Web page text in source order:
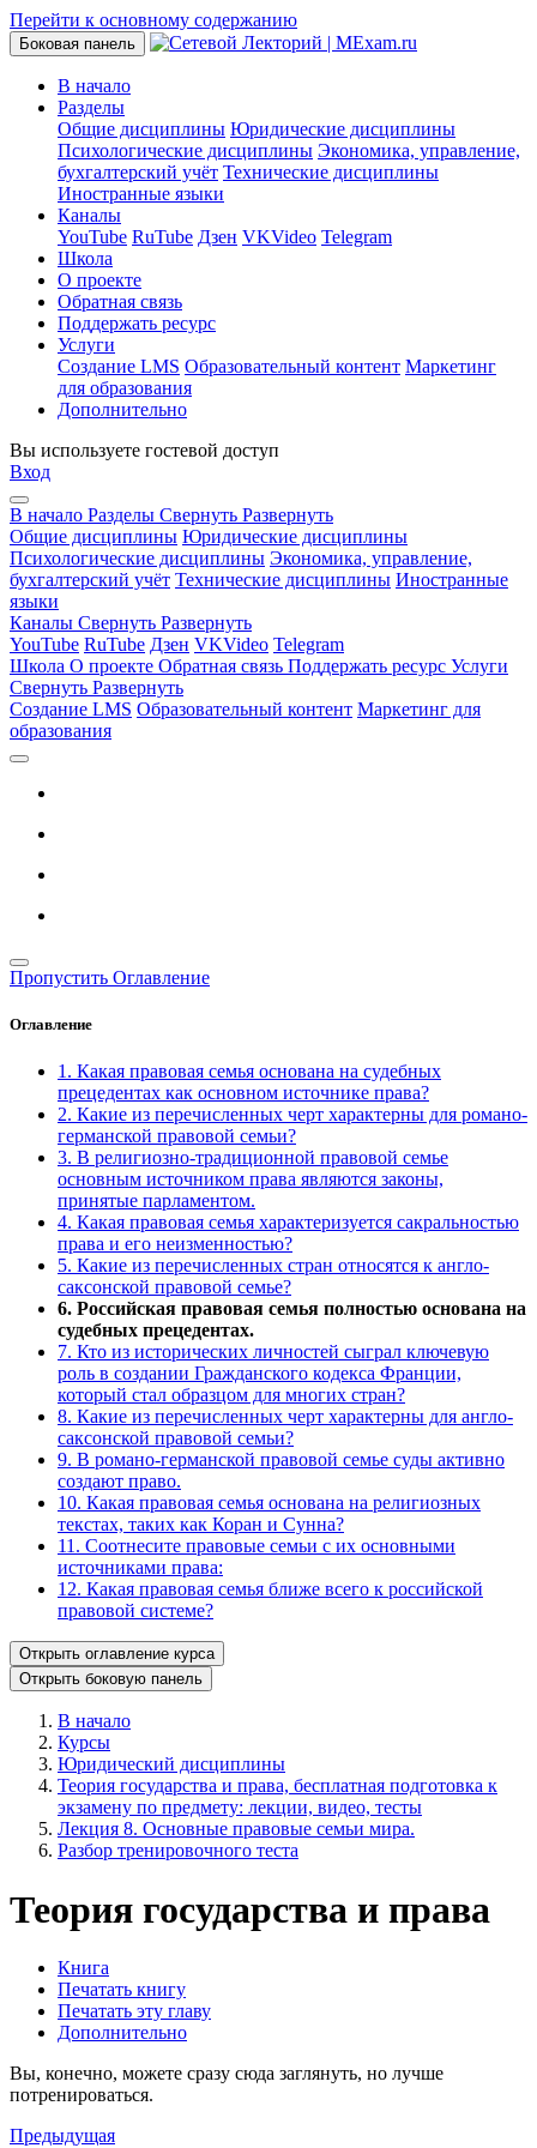
Перейти к основному содержанию
Боковая панель
В начало
Разделы
Общие дисциплины Юридические дисциплины
Психологические дисциплины Экономика, управление,
бухгалтерский учёт Технические дисциплины
Иностранные языки
Каналы
YouTube RuTube Дзен VKVideo Telegram
Школа
О проекте
Обратная связь
Поддержать ресурс
Услуги
Создание LMS Образовательный контент Маркетинг
для образования
Дополнительно
Вы используете гостевой доступ
Вход
В начало Разделы Свернуть Развернуть
Общие дисциплины Юридические дисциплины
Психологические дисциплины Экономика, управление,
бухгалтерский учёт Технические дисциплины Иностранные
языки
Каналы Свернуть Развернуть
YouTube RuTube Дзен VKVideo Telegram
Школа О проекте Обратная связь Поддержать ресурс Услуги
Свернуть Развернуть
Создание LMS Образовательный контент Маркетинг для
образования
Пропустить Оглавление
Оглавление
1. Какая правовая семья основана на судебных
прецедентах как основном источнике права?
2. Какие из перечисленных черт характерны для романо-
германской правовой семьи?
3. В религиозно-традиционной правовой семье
основным источником права являются законы,
принятые парламентом.
4. Какая правовая семья характеризуется сакральностью
права и его неизменностью?
5. Какие из перечисленных стран относятся к англо-
саксонской правовой семье?
6. Российская правовая семья полностью основана на
судебных прецедентах.
7. Кто из исторических личностей сыграл ключевую
роль в создании Гражданского кодекса Франции,
который стал образцом для многих стран?
8. Какие из перечисленных черт характерны для англо-
саксонской правовой семьи?
9. В романо-германской правовой семье суды активно
создают право.
10. Какая правовая семья основана на религиозных
текстах, таких как Коран и Сунна?
11. Соотнесите правовые семьи с их основными
источниками права:
12. Какая правовая семья ближе всего к российской
правовой системе?
Открыть оглавление курса
Открыть боковую панель
В начало
Курсы
Юридический дисциплины
Теория государства и права, бесплатная подготовка к
экзамену по предмету: лекции, видео, тесты
Лекция 8. Основные правовые семьи мира.
Разбор тренировочного теста
Теория государства и права
Книга
Печатать книгу
Печатать эту главу
Дополнительно
Вы, конечно, можете сразу сюда заглянуть, но лучше
потренироваться.
Предыдущая